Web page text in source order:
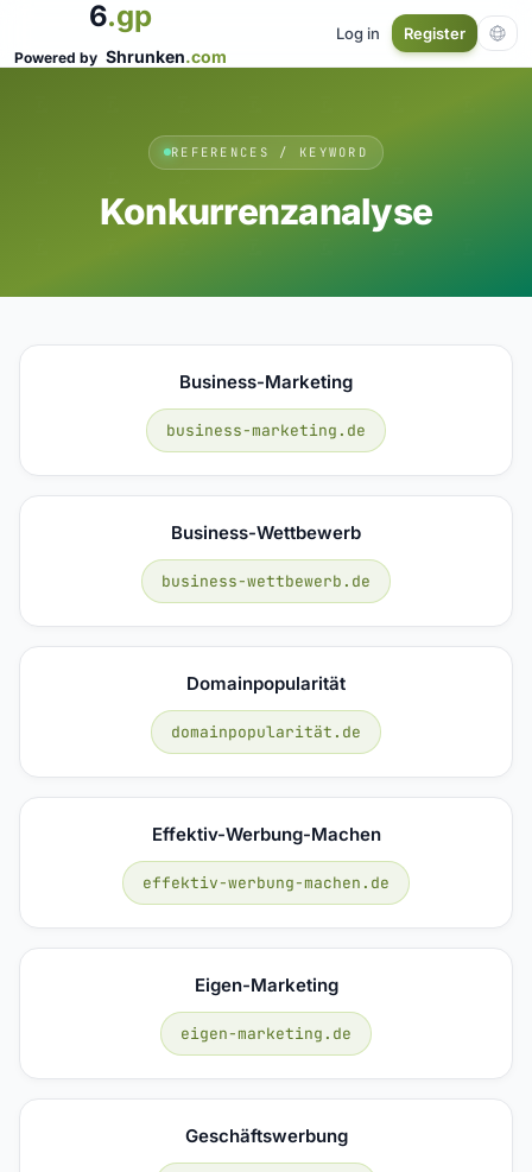
6.gp
Powered by Shrunken.com
Log in Register
REFERENCES / KEYWORD
Konkurrenzanalyse
Business-Marketing
business-marketing.de
Business-Wettbewerb
business-wettbewerb.de
Domainpopularität
domainpopularität.de
Effektiv-Werbung-Machen
effektiv-werbung-machen.de
Eigen-Marketing
eigen-marketing.de
Geschäftswerbung